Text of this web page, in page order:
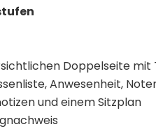
Doppelseite
Anwesenheit,
und einem Sitzplan